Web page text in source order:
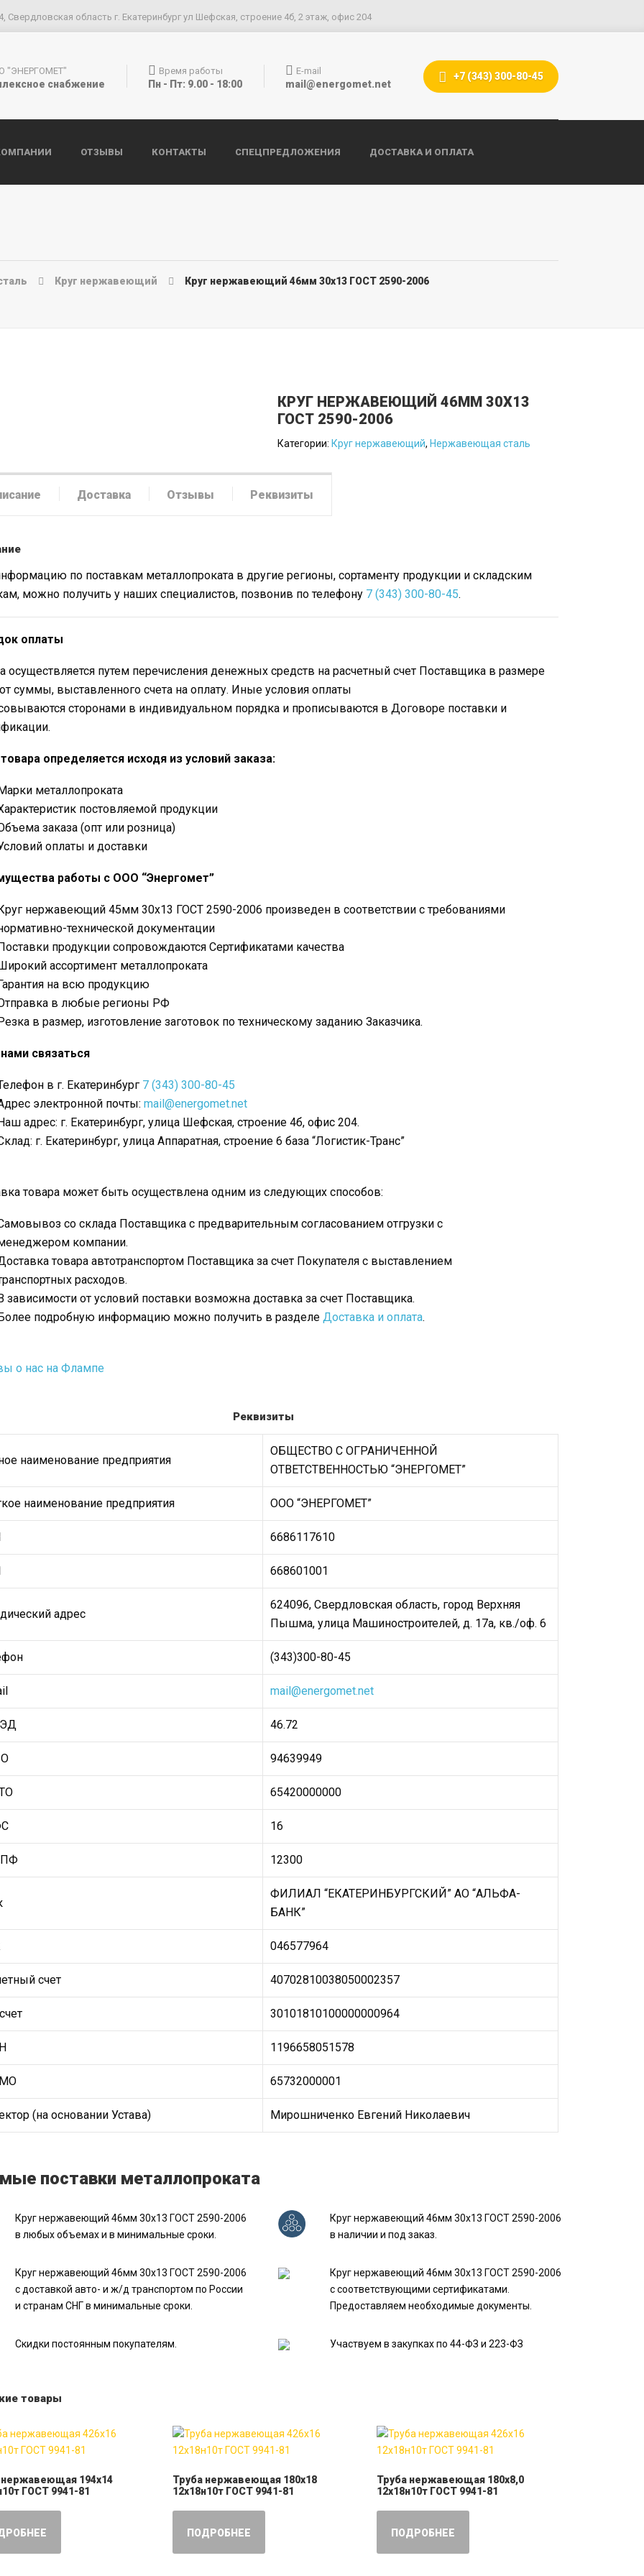
Свердловская область г. Екатеринбург ул Шефская, строение 4б, 2 этаж, офис 204
ОТЗЫВЫ КОНТАКТЫ СПЕЦПРЕДЛОЖЕНИЯ ДОСТАВКА И ОПЛАТА
"ЭНЕРГОМЕТ"
снабжение
Время работы
Пн - Пт: 9.00 - 18:00
E-mail
mail@energomet.net
+7 (343) 300-80-45
Круг нержавеющий Круг нержавеющий 46мм 30х13 ГОСТ 2590-2006
КРУГ НЕРЖАВЕЮЩИЙ 46ММ 30Х13
ГОСТ 2590-2006
Категории: Круг нержавеющий, Нержавеющая сталь
Доставка Отзывы Реквизиты
по поставкам металлопроката в другие регионы, сортаменту продукции и складским
можно получить у наших специалистов, позвонив по телефону 7 (343) 300-80-45.
оплаты
осуществляется путем перечисления денежных средств на расчетный счет Поставщика в размере
суммы, выставленного счета на оплату. Иные условия оплаты
сторонами в индивидуальном порядка и прописываются в Договоре поставки и
определяется исходя из условий заказа:
металлопроката
постовляемой продукции
заказа (опт или розница)
оплаты и доставки
работы с ООО “Энергомет”
нержавеющий 45мм 30х13 ГОСТ 2590-2006 произведен в соответствии с требованиями
технической документации
продукции сопровождаются Сертификатами качества
ассортимент металлопроката
на всю продукцию
в любые регионы РФ
в размер, изготовление заготовок по техническому заданию Заказчика.
связаться
в г. Екатеринбург 7 (343) 300-80-45
электронной почты: mail@energomet.net
адрес: г. Екатеринбург, улица Шефская, строение 4б, офис 204.
г. Екатеринбург, улица Аппаратная, строение 6 база “Логистик-Транс”
товара может быть осуществлена одним из следующих способов:
со склада Поставщика с предварительным согласованием отгрузки с
компании.
товара автотранспортом Поставщика за счет Покупателя с выставлением
расходов.
зависимости от условий поставки возможна доставка за счет Поставщика.
подробную информацию можно получить в разделе Доставка и оплата.
о нас на Флампе
Реквизиты
наименование предприятия
ОБЩЕСТВО С ОГРАНИЧЕННОЙ
ОТВЕТСТВЕННОСТЬЮ “ЭНЕРГОМЕТ”
наименование предприятия ООО “ЭНЕРГОМЕТ”
6686117610
668601001
адрес
624096, Свердловская область, город Верхняя
Пышма, улица Машиностроителей, д. 17а, кв./оф. 6
(343)300-80-45
mail@energomet.net
46.72
94639949
65420000000
16
12300
ФИЛИАЛ “ЕКАТЕРИНБУРГСКИЙ” АО “АЛЬФА-
БАНК”
046577964
счет 40702810038050002357
30101810100000000964
1196658051578
65732000001
(на основании Устава) Мирошниченко Евгений Николаевич
поставки металлопроката
Круг нержавеющий 46мм 30х13 ГОСТ 2590-2006
в любых объемах и в минимальные сроки.
Круг нержавеющий 46мм 30х13 ГОСТ 2590-2006
в наличии и под заказ.
Круг нержавеющий 46мм 30х13 ГОСТ 2590-2006
с доставкой авто- и ж/д транспортом по России
и странам СНГ в минимальные сроки.
Круг нержавеющий 46мм 30х13 ГОСТ 2590-2006
с соответствующими сертификатами.
Предоставляем необходимые документы.
Скидки постоянным покупателям. Участвуем в закупках по 44-ФЗ и 223-ФЗ
товары
нержавеющая 194х14
ГОСТ 9941-81
Труба нержавеющая 180х18
12х18н10т ГОСТ 9941-81
ПОДРОБНЕЕ
Труба нержавеющая 180х8,0
12х18н10т ГОСТ 9941-81
ПОДРОБНЕЕ